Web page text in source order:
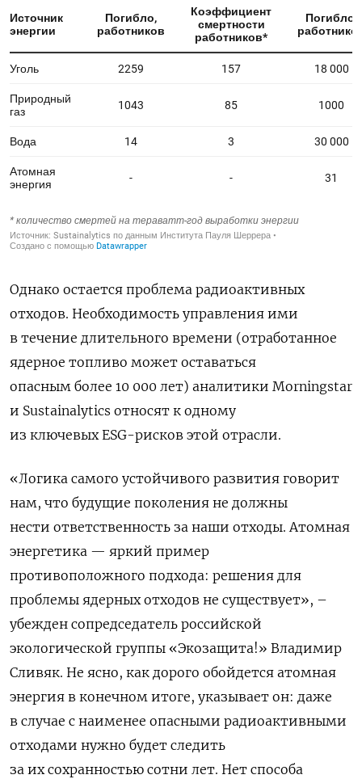
Однако остается проблема радиоактивных
отходов. Необходимость управления ими
в течение длительного времени (отработанное
ядерное топливо может оставаться
опасным более 10 000 лет) аналитики Morningstar
и Sustainalytics относят к одному
из ключевых ESG-рисков этой отрасли.
«Логика самого устойчивого развития говорит
нам, что будущие поколения не должны
нести ответственность за наши отходы.Атомная
энергетика — яркий пример
противоположного подхода: решения для
проблемы ядерных отходов не существует», –
убежден сопредседатель российской
экологической группы «Экозащита!» Владимир
Сливяк. Не ясно, как дорого обойдется атомная
энергия в конечном итоге, указывает он: даже
в случае с наименее опасными радиоактивными
отходами нужно будет следить
за их сохранностью сотни лет. Нет способа